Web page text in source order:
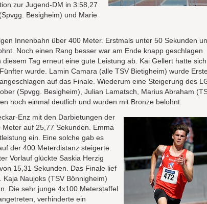
zur Jugend-DM in 3:58,27
Besigheim) und Marie
Innenbahn über 400 Meter. Erstmals unter 50 Sekunden
Noch einen Rang besser war am Ende knapp geschlagen
Tag erneut eine gute Leistung ab. Kai Gellert hatte sich
wurde. Lamin Camara (alle TSV Bietigheim) wurde
auf das Finale. Wiederum eine Steigerung des
(Spvgg. Besigheim), Julian Lamatsch, Marius Abraham
noch einmal deutlich und wurden mit Bronze belohnt.
Enz mit den Darbietungen der
auf 25,77 Sekunden. Emma
ein. Eine solche gab es
der 400 Meterdistanz steigerte.
Vorlauf glückte Saskia Herzig
15,31 Sekunden. Das Finale lief
Naujoks (TSV Bönnigheim)
Die sehr junge 4x100 Meterstaffel
verhinderte ein